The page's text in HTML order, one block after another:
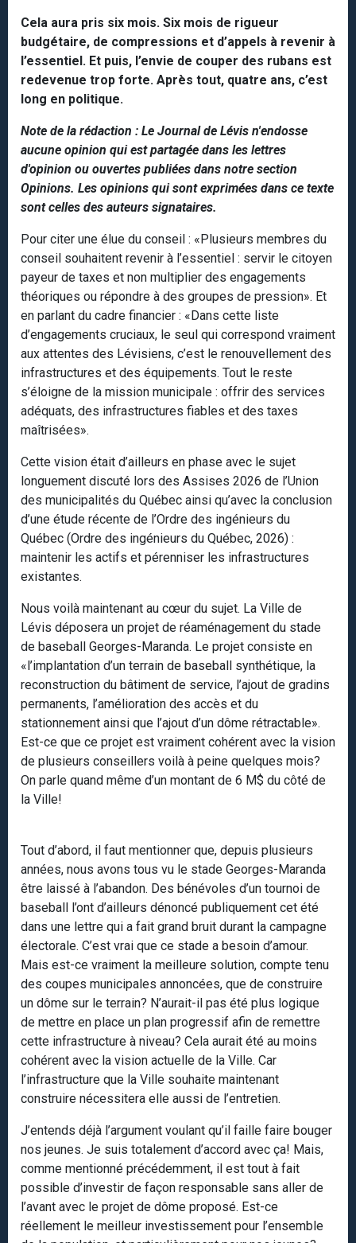
Cela aura pris six mois. Six mois de rigueur
budgétaire, de compressions et d’appels à revenir à
l’essentiel. Et puis, l’envie de couper des rubans est
redevenue trop forte. Après tout, quatre ans, c’est
long en politique.
Note de la rédaction : Le Journal de Lévis n'endosse
aucune opinion qui est partagée dans les lettres
d'opinion ou ouvertes publiées dans notre section
Opinions. Les opinions qui sont exprimées dans ce texte
sont celles des auteurs signataires.
Pour citer une élue du conseil : «Plusieurs membres du
conseil souhaitent revenir à l’essentiel : servir le citoyen
payeur de taxes et non multiplier des engagements
théoriques ou répondre à des groupes de pression». Et
en parlant du cadre financier : «Dans cette liste
d’engagements cruciaux, le seul qui correspond vraiment
aux attentes des Lévisiens, c’est le renouvellement des
infrastructures et des équipements. Tout le reste
s’éloigne de la mission municipale : offrir des services
adéquats, des infrastructures fiables et des taxes
maîtrisées».
Cette vision était d’ailleurs en phase avec le sujet
longuement discuté lors des Assises 2026 de l’Union
des municipalités du Québec ainsi qu’avec la conclusion
d’une étude récente de l’Ordre des ingénieurs du
Québec (Ordre des ingénieurs du Québec, 2026) :
maintenir les actifs et pérenniser les infrastructures
existantes.
Nous voilà maintenant au cœur du sujet. La Ville de
Lévis déposera un projet de réaménagement du stade
de baseball Georges-Maranda. Le projet consiste en
«l’implantation d’un terrain de baseball synthétique, la
reconstruction du bâtiment de service, l’ajout de gradins
permanents, l’amélioration des accès et du
stationnement ainsi que l’ajout d’un dôme rétractable».
Est-ce que ce projet est vraiment cohérent avec la vision
de plusieurs conseillers voilà à peine quelques mois?
On parle quand même d’un montant de 6 M$ du côté de
la Ville!
Tout d’abord, il faut mentionner que, depuis plusieurs
années, nous avons tous vu le stade Georges-Maranda
être laissé à l’abandon. Des bénévoles d’un tournoi de
baseball l’ont d’ailleurs dénoncé publiquement cet été
dans une lettre qui a fait grand bruit durant la campagne
électorale. C’est vrai que ce stade a besoin d’amour.
Mais est-ce vraiment la meilleure solution, compte tenu
des coupes municipales annoncées, que de construire
un dôme sur le terrain? N’aurait-il pas été plus logique
de mettre en place un plan progressif afin de remettre
cette infrastructure à niveau? Cela aurait été au moins
cohérent avec la vision actuelle de la Ville. Car
l’infrastructure que la Ville souhaite maintenant
construire nécessitera elle aussi de l’entretien.
J’entends déjà l’argument voulant qu’il faille faire bouger
nos jeunes. Je suis totalement d’accord avec ça! Mais,
comme mentionné précédemment, il est tout à fait
possible d’investir de façon responsable sans aller de
l’avant avec le projet de dôme proposé. Est-ce
réellement le meilleur investissement pour l’ensemble